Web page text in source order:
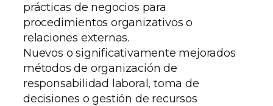
prácticas de negocios para
procedimientos organizativos o
relaciones externas.
Nuevos o significativamente mejorados
métodos de organización de
responsabilidad laboral, toma de
decisiones o gestión de recursos